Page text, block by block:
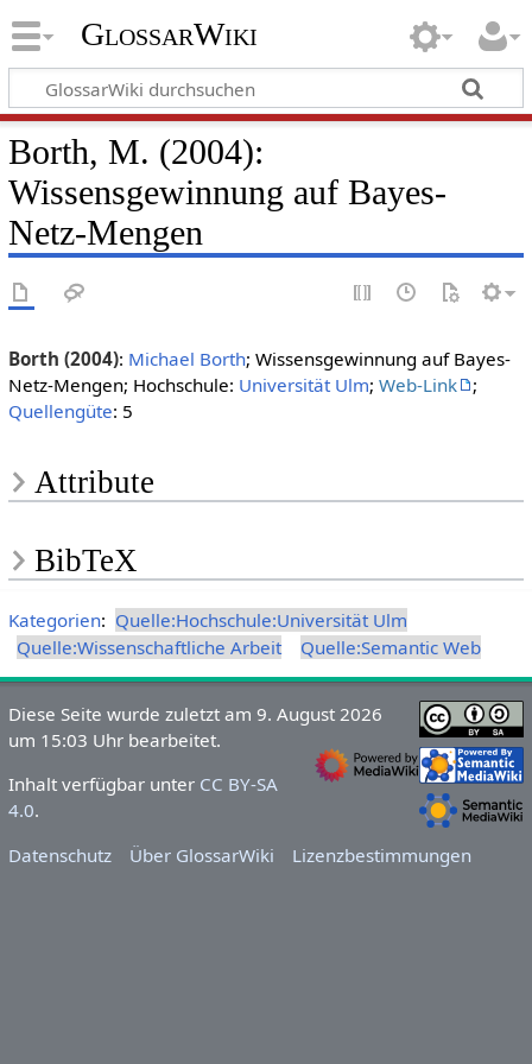
GlossarWiki
Borth, M. (2004):
Wissensgewinnung auf Bayes-
Netz-Mengen
Borth (2004): Michael Borth; Wissensgewinnung auf Bayes-
Netz-Mengen; Hochschule: Universität Ulm; Web-Link
;
Quellengüte: 5
Attribute
BibTeX
Kategorien: Quelle:Hochschule:Universität Ulm
Quelle:Wissenschaftliche Arbeit
Quelle:Semantic Web
Diese Seite wurde zuletzt am 9. August 2026
um 15:03 Uhr bearbeitet.
Inhalt verfügbar unter CC BY-SA
4.0.
Datenschutz
Über GlossarWiki Lizenzbestimmungen